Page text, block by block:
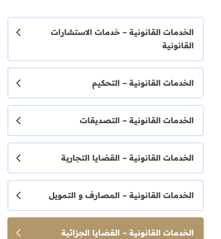
الخدمات القانونية – خدمات الاستشارات
القانونية
الخدمات القانونية – التحكيم
الخدمات القانونية – التصديقات
الخدمات القانونية – القضايا التجارية
الخدمات القانونية – المصارف و التمويل
الخدمات القانونية – القضايا الجزائية